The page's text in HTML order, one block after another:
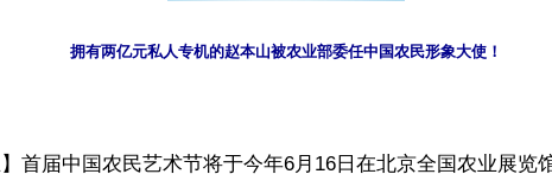
拥有两亿元私人专机的赵本山被农业部委任中国农民形象大使！
】首届中国农民艺术节将于今年6月16日在北京全国农业展览